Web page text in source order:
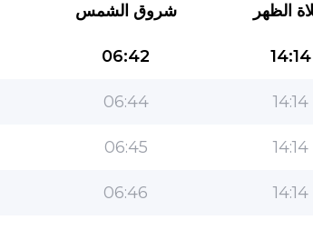
شروق الشمس الظهر
06:42 14:14
06:44 14:14
06:45 14:14
06:46 14:14
لنمط الحياة ، مع ميزات سهلة